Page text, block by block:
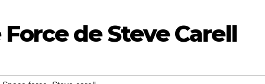
de Steve Carell